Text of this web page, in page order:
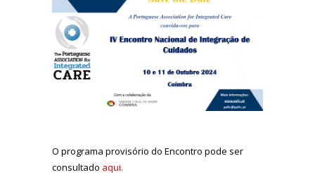
O programa provisório do Encontro pode ser
consultado aqui.